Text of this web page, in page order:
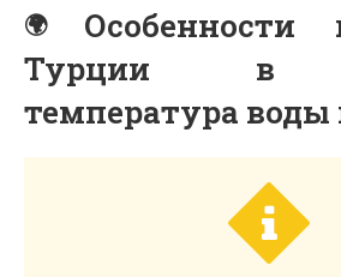
Турции в
температура воды